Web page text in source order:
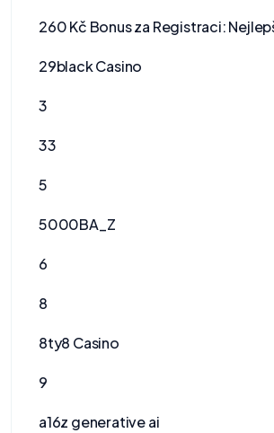
260 Kč Bonus za Registraci:
29black Casino
3
33
5
5000BA_Z
6
8
8ty8 Casino
9
a16z generative ai